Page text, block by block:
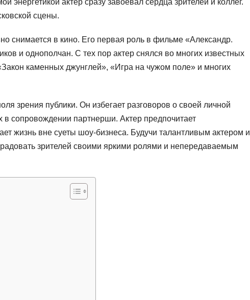
сцены.
снимается в кино. Его первая роль в фильме «Александр.
и однополчан. С тех пор актер снялся во многих известных
каменных джунглей», «Игра на чужом поле» и многих
зрения публики. Он избегает разговоров о своей личной
сопровождении партнерши. Актер предпочитает
жизнь вне суеты шоу-бизнеса. Будучи талантливым актером и
зрителей своими яркими ролями и непередаваемым